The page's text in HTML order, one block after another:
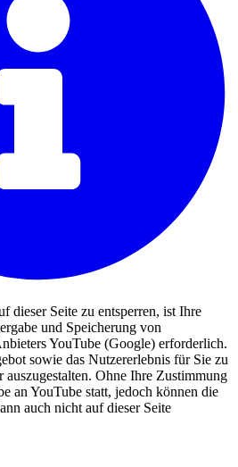
dieser Seite zu entsperren, ist Ihre
und Speicherung von
YouTube (Google) erforderlich.
sowie das Nutzererlebnis für Sie zu
auszugestalten. Ohne Ihre Zustimmung
an YouTube statt, jedoch können die
auch nicht auf dieser Seite